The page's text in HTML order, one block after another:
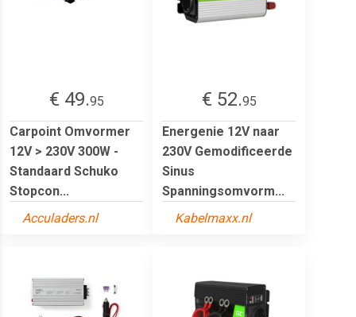
€ 49.95
Carpoint Omvormer
12V > 230V 300W -
Standaard Schuko
Stopcon...
Acculaders.nl
€ 52.95
Energenie 12V naar
230V Gemodificeerde
Sinus
Spanningsomvorm...
Kabelmaxx.nl